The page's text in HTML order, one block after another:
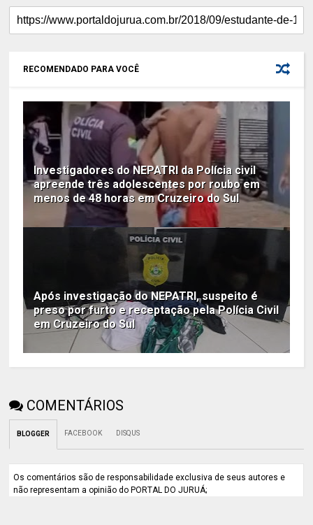
RECOMENDADO PARA VOCÊ
Investigadores do NEPATRI da Polícia civil
apreende três adolescentes por roubo em
menos de 48 horas em Cruzeiro do Sul
Após investigação do NEPATRI, suspeito é
preso por furto e receptação pela Polícia Civil
em Cruzeiro do Sul
COMENTÁRIOS
BLOGGER FACEBOOK DISQUS
Os comentários são de responsabilidade exclusiva de seus autores e
não representam a opinião do PORTAL DO JURUÁ;